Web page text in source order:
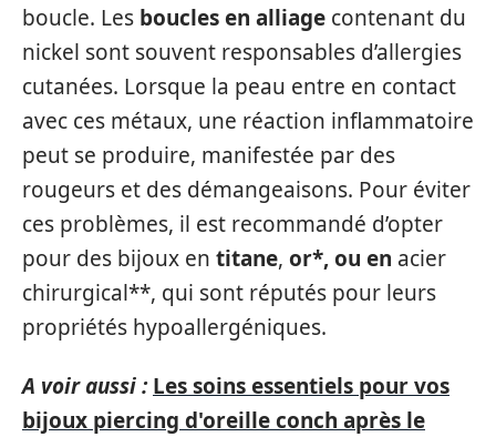
boucle. Les boucles en alliage contenant du
nickel sont souvent responsables d’allergies
cutanées. Lorsque la peau entre en contact
avec ces métaux, une réaction inflammatoire
peut se produire, manifestée par des
rougeurs et des démangeaisons. Pour éviter
ces problèmes, il est recommandé d’opter
pour des bijoux en titane, or*, ou en acier
chirurgical**, qui sont réputés pour leurs
propriétés hypoallergéniques.
A voir aussi : Les soins essentiels pour vos
bijoux piercing d'oreille conch après le